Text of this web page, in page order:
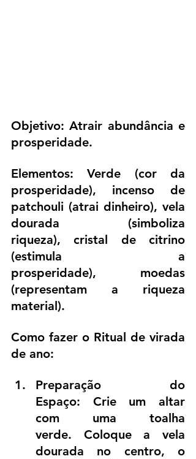
Objetivo: Atrair abundância e
prosperidade.
Elementos: Verde (cor da
prosperidade), incenso de
patchouli (atrai dinheiro), vela
dourada (simboliza
riqueza), cristal de citrino
(estimula a
prosperidade), moedas
(representam a riqueza
material).
Como fazer o Ritual de virada
de ano:
Preparação do
Espaço: Crie um altar
com uma toalha
verde. Coloque a vela
dourada no centro, o